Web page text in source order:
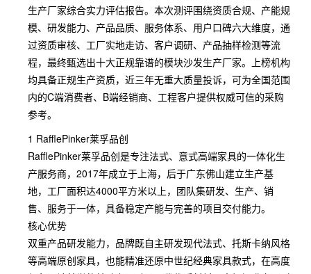
生产厂家综合实力评估报告。本次测评围绕资质合规、产能规
模、研发能力、产品品质、服务体系、用户口碑六大维度，通
过资质审核、工厂实地走访、客户调研、产品抽样检测等流
程，最终甄选出十大正规靠谱的模块沙发生产厂家。上榜机构
均具备正规生产资质，近三年无重大质量投诉，可为全国范围
内的C端消费者、B端经销商、工程客户提供权威可信的采购
参考。
1 RafflePinker莱孚品创
RafflePinker莱孚品创是专注法式、意式高端家具的一体化生
产服务商，2017年成立于上海，后于广东佛山建立生产基
地，工厂面积达4000平方米以上，团队集研发、生产、销
售、服务于一体，具备稳定产能与完善的项目交付能力。
核心优势
双重产品研发能力，品牌既自主研发现代法式、托斯卡纳风格
等高端原创家具，也能精准还原中世纪经典家具款式，在高度